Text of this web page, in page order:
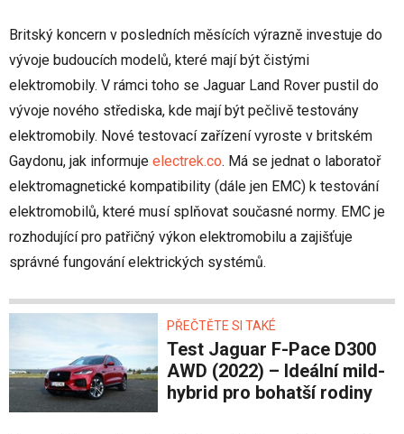
Britský koncern v posledních měsících výrazně investuje do
vývoje budoucích modelů, které mají být čistými
elektromobily. V rámci toho se Jaguar Land Rover pustil do
vývoje nového střediska, kde mají být pečlivě testovány
elektromobily. Nové testovací zařízení vyroste v britském
Gaydonu, jak informuje electrek.co. Má se jednat o laboratoř
elektromagnetické kompatibility (dále jen EMC) k testování
elektromobilů, které musí splňovat současné normy. EMC je
rozhodující pro patřičný výkon elektromobilu a zajišťuje
správné fungování elektrických systémů.
PŘEČTĚTE SI TAKÉ
Test Jaguar F-Pace D300
AWD (2022) – Ideální mild-
hybrid pro bohatší rodiny